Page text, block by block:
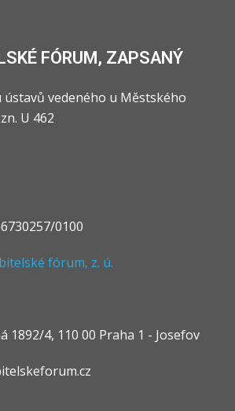
FÓRUM, ZAPSANÝ
vedeného u Městského
U 462
0100
fórum, z. ú.
1892/4, 110 00 Praha 1 - Josefov